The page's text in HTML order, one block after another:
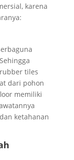
karena
tiles
dari pohon
memiliki
ketahanan